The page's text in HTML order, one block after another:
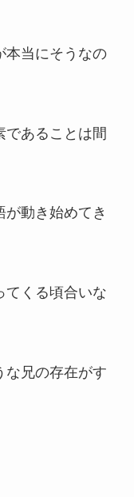
本当にそうなの
であることは間
動き始めてき
てくる頃合いな
な兄の存在がす